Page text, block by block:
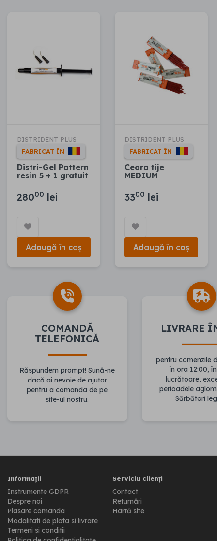
DISTRIDENT PLUS
FABRICAT ÎN
Distri-Gel Pattern
resin 5 + 1 gratuit
28000 lei
Adaugă în coș
DISTRIDENT PLUS
FABRICAT ÎN
Ceara tije
MEDIUM
3300 lei
Adaugă în coș
COMANDĂ
TELEFONICĂ
Răspundem prompt! Sună-ne
dacă ai nevoie de ajutor
pentru a comanda de pe
site-ul nostru.
LIVRARE
pentru comenzile
în ora 12:00,
lucrătoare,
perioadele
Sărbători
Informații
Instrumente GDPR
Despre noi
Plasare comanda
Modalitati de plata si livrare
Termeni si conditii
Serviciu clienți
Contact
Returnări
Hartă site